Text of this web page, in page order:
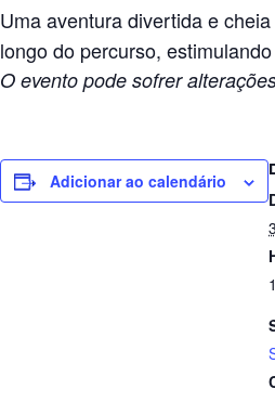
Uma aventura divertida e
longo do percurso,
O evento pode sofrer
Adicionar ao calendário